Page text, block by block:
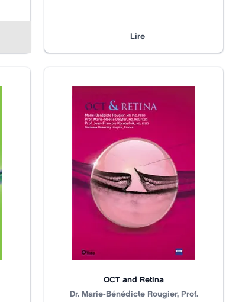
Lire
OCT and Retina
Title
Dr. Marie-Bénédicte Rougier, Prof.
N/A